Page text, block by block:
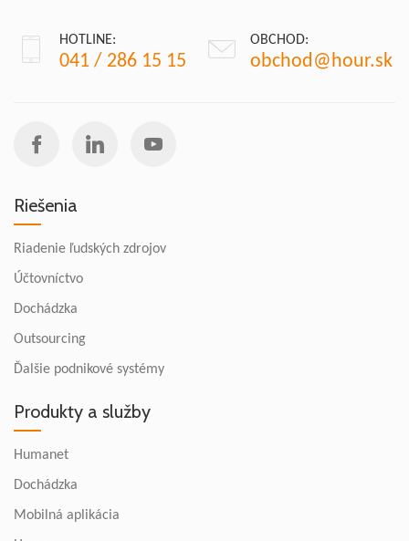
HOTLINE:
041 / 286 15 15
OBCHOD:
obchod@hour.sk
Riešenia
Riadenie ľudských zdrojov
Účtovníctvo
Dochádzka
Outsourcing
Ďalšie podnikové systémy
Produkty a služby
Humanet
Dochádzka
Mobilná aplikácia